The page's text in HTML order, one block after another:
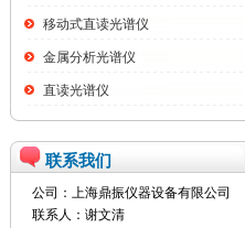
移动式直读光谱仪
金属分析光谱仪
直读光谱仪
联系我们
公司：上海鼎振仪器设备有限公司
联系人：谢文清